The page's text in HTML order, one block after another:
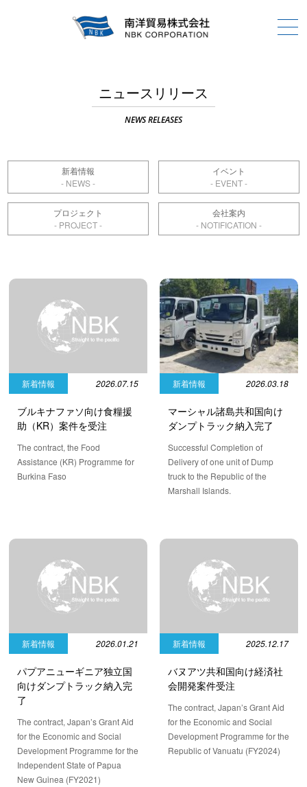
ニュースリリース
NEWS RELEASES
新着情報 イベント
プロジェクト 会社案内
新着情報 2026.07.15
ブルキナファソ向け食糧援
助（KR）案件を受注
The contract, the Food
Assistance (KR) Programme for
Burkina Faso
新着情報 2026.03.18
マーシャル諸島共和国向け
ダンプトラック納入完了
Successful Completion of
Delivery of one unit of Dump
truck to the Republic of the
Marshall Islands.
新着情報 2026.01.21
パプアニューギニア独立国
向けダンプトラック納入完
了
The contract, Japan’s Grant Aid
for the Economic and Social
Development Programme for the
Independent State of Papua
New Guinea (FY2021)
新着情報 2025.12.17
バヌアツ共和国向け経済社
会開発案件受注
The contract, Japan’s Grant Aid
for the Economic and Social
Development Programme for the
Republic of Vanuatu (FY2024)